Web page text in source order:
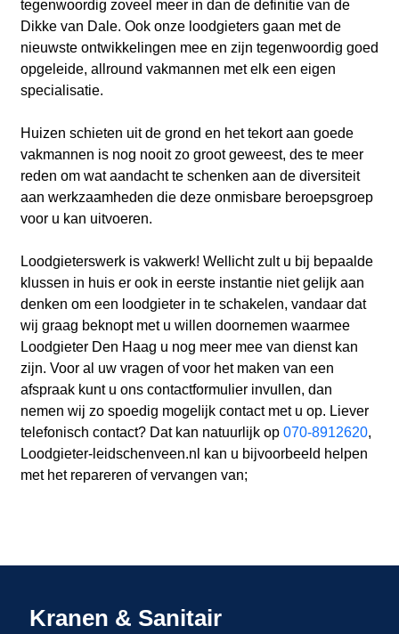
tegenwoordig zoveel meer in dan de definitie van de
Dikke van Dale. Ook onze loodgieters gaan met de
nieuwste ontwikkelingen mee en zijn tegenwoordig goed
opgeleide, allround vakmannen met elk een eigen
specialisatie.
Huizen schieten uit de grond en het tekort aan goede
vakmannen is nog nooit zo groot geweest, des te meer
reden om wat aandacht te schenken aan de diversiteit
aan werkzaamheden die deze onmisbare beroepsgroep
voor u kan uitvoeren.
Loodgieterswerk is vakwerk! Wellicht zult u bij bepaalde
klussen in huis er ook in eerste instantie niet gelijk aan
denken om een loodgieter in te schakelen, vandaar dat
wij graag beknopt met u willen doornemen waarmee
Loodgieter Den Haag u nog meer mee van dienst kan
zijn. Voor al uw vragen of voor het maken van een
afspraak kunt u ons contactformulier invullen, dan
nemen wij zo spoedig mogelijk contact met u op. Liever
telefonisch contact? Dat kan natuurlijk op 070-8912620,
Loodgieter-leidschenveen.nl kan u bijvoorbeeld helpen
met het repareren of vervangen van;
Kranen & Sanitair